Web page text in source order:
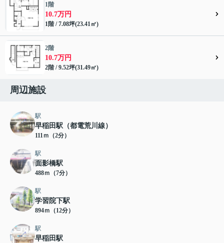
1階
10.7万円
1階 / 7.08坪(23.41㎡)
2階
10.7万円
2階 / 9.52坪(31.49㎡)
周辺施設
駅
早稲田駅（都電荒川線）
111ｍ（2分）
駅
面影橋駅
488ｍ（7分）
駅
学習院下駅
894ｍ（12分）
駅
早稲田駅